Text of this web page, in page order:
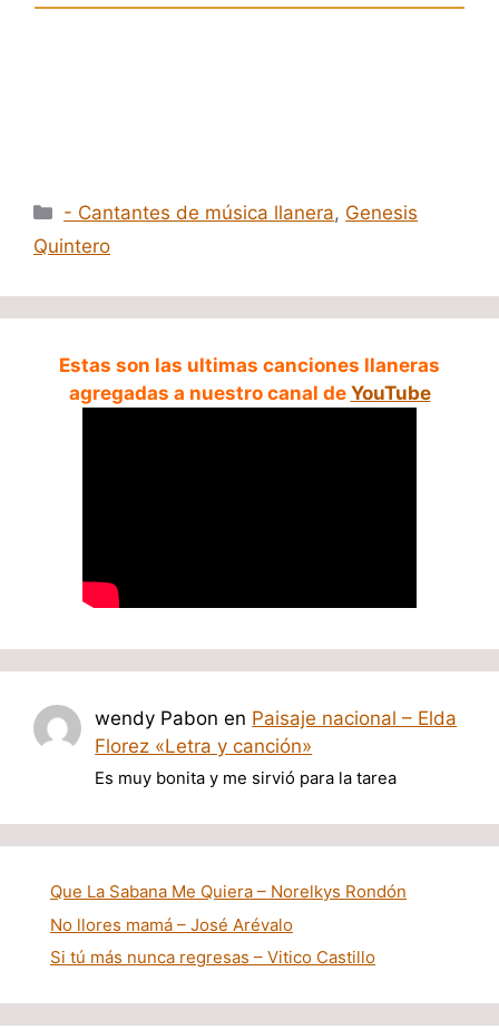
Categorías
- Cantantes de música llanera, Genesis
Quintero
Estas son las ultimas canciones llaneras
agregadas a nuestro canal de YouTube
wendy Pabon en Paisaje nacional – Elda
Florez «Letra y canción»
Es muy bonita y me sirvió para la tarea
Que La Sabana Me Quiera – Norelkys Rondón
No llores mamá – José Arévalo
Si tú más nunca regresas – Vitico Castillo